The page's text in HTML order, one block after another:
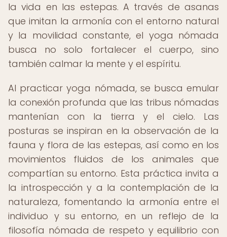
la vida en las estepas. A través de asanas
que imitan la armonía con el entorno natural
y la movilidad constante, el yoga nómada
busca no solo fortalecer el cuerpo, sino
también calmar la mente y el espíritu.
Al practicar yoga nómada, se busca emular
la conexión profunda que las tribus nómadas
mantenían con la tierra y el cielo. Las
posturas se inspiran en la observación de la
fauna y flora de las estepas, así como en los
movimientos fluidos de los animales que
compartían su entorno. Esta práctica invita a
la introspección y a la contemplación de la
naturaleza, fomentando la armonía entre el
individuo y su entorno, en un reflejo de la
filosofía nómada de respeto y equilibrio con